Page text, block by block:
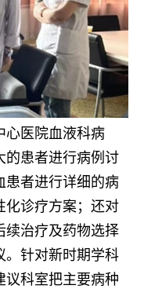
心医院血液科病
的患者进行病例讨
患者进行详细的病
化诊疗方案；还对
续治疗及药物选择
。针对新时期学科
议科室把主要病种